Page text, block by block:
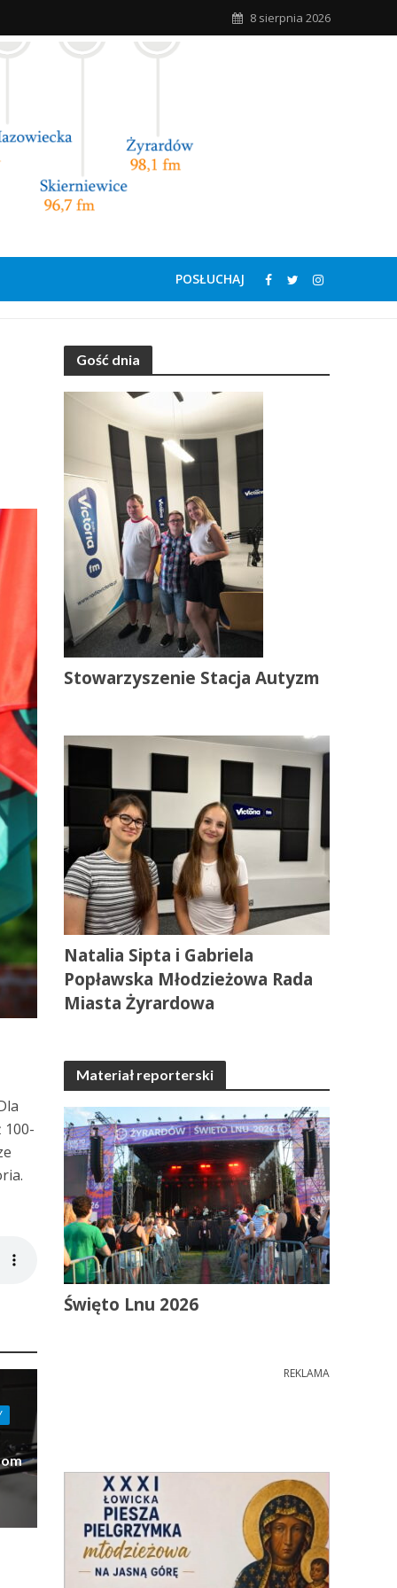
8 sierpnia 2026
POSŁUCHAJ
100-
Gość dnia
Stowarzyszenie Stacja Autyzm
Natalia Sipta i Gabriela
Popławska Młodzieżowa Rada
Miasta Żyrardowa
Materiał reporterski
Święto Lnu 2026
REKLAMA